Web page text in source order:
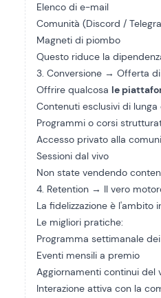
Elenco di e-mail
Comunità (Discord /
Magneti di piombo
Questo riduce la
3. Conversione → Offerta
Offrire qualcosa le
Contenuti esclusivi di lunga
Programmi o corsi
Accesso privato alla
Sessioni dal vivo
Non state vendendo
4. Retention → Il vero
La fidelizzazione è l'ambito
Le migliori pratiche:
Programma settimanale
Eventi mensili a premio
Aggiornamenti continui del
Interazione attiva con la